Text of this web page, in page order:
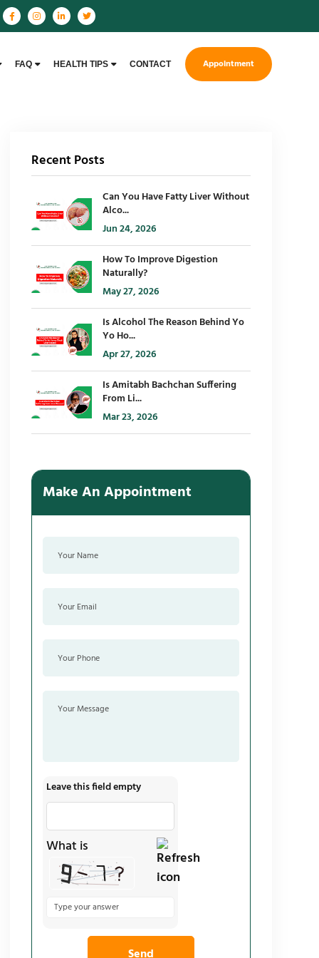
FAQ HEALTH TIPS CONTACT Appointment
Recent Posts
Can You Have Fatty Liver Without
Alco...
Jun 24, 2026
How To Improve Digestion
Naturally?
May 27, 2026
Is Alcohol The Reason Behind Yo
Yo Ho...
Apr 27, 2026
Is Amitabh Bachchan Suffering
From Li...
Mar 23, 2026
Make An Appointment
Leave this field empty
What is
the